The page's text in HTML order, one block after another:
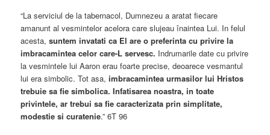
“La serviciul de la tabernacol, Dumnezeu a aratat fiecare
amanunt al vesmintelor acelora care slujeau înaintea Lui. In felul
acesta,suntem invatati ca El are o preferinta cu privire la
imbracamintea celor care-L servesc. Indrumarile date cu privire
la vesmintele lui Aaron erau foarte precise, deoarece vesmantul
lui era simbolic. Tot asa,imbracamintea urmasilor lui Hristos
trebuie sa fie simbolica. Infatisarea noastra, in toate
privintele, ar trebui sa fie caracterizata prin simplitate,
modestie si curatenie.” 6T 96